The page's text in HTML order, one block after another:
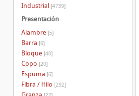
Industrial [4739]
Presentación
Alambre [5]
Barra [6]
Bloque [40]
Copo [20]
Espuma [6]
Fibra / Hilo [292]
Granza